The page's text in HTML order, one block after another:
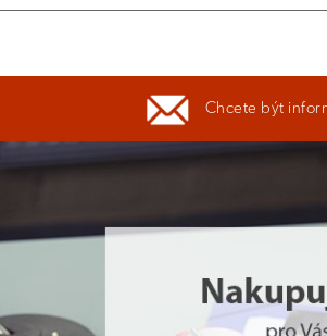
Chcete být